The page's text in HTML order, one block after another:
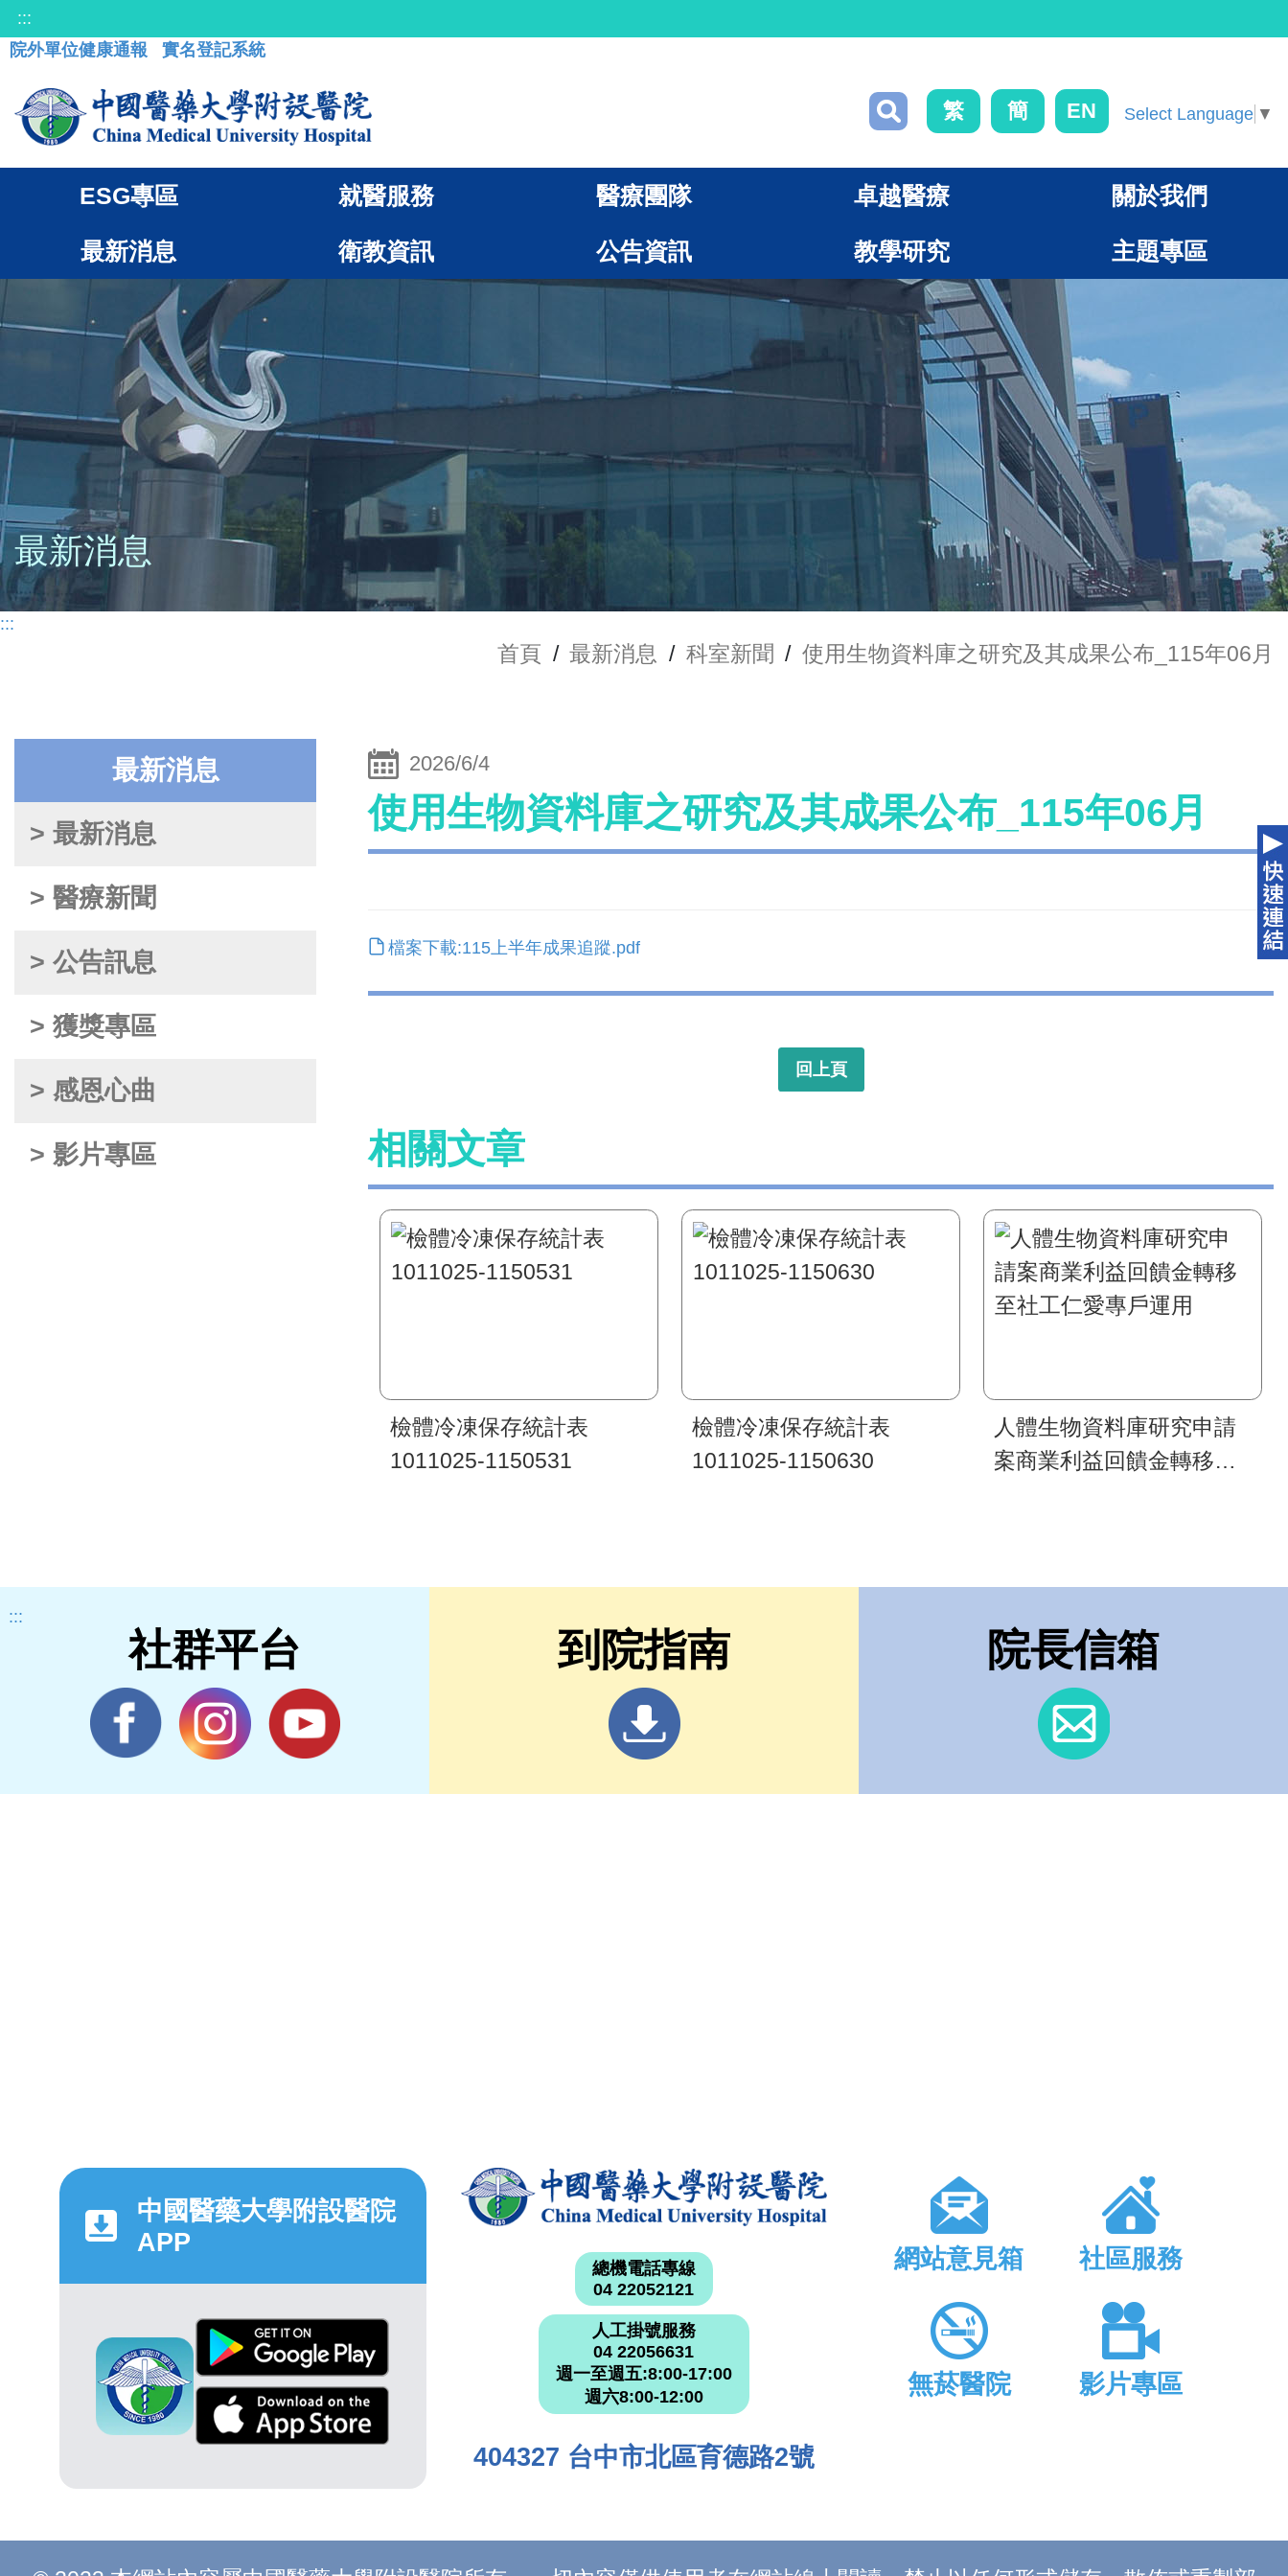
:::
院外單位健康通報
實名登記系統
繁 簡 EN Select Language ▼
ESG專區 就醫服務 醫療團隊 卓越醫療 關於我們
最新消息 衛教資訊 公告資訊 教學研究 主題專區
最新消息
:::
首頁 / 最新消息 / 科室新聞 / 使用生物資料庫之研究及其成果公布_115年06月
最新消息
> 最新消息
> 醫療新聞
> 公告訊息
> 獲獎專區
> 感恩心曲
> 影片專區
2026/6/4
使用生物資料庫之研究及其成果公布_115年06月
檔案下載:115上半年成果追蹤.pdf
回上頁
相關文章
檢體冷凍保存統計表
1011025-1150531
檢體冷凍保存統計表
1011025-1150630
人體生物資料庫研究申請
案商業利益回饋金轉移至
:::
社群平台 到院指南 院長信箱
中國醫藥大學附設醫院
APP
總機電話專線
04 22052121
人工掛號服務
04 22056631
週一至週五:8:00-17:00
週六8:00-12:00
404327 台中市北區育德路2號
網站意見箱 社區服務
無菸醫院 影片專區